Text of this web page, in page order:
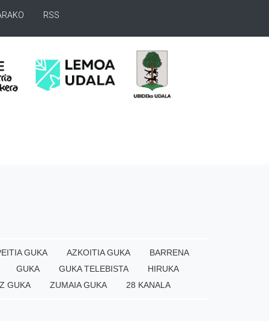
RSS
GUKA AZKOITIA GUKA
BARRENA
GUKA GUKA TELEBISTA
HIRUKA
GUKA ZUMAIA GUKA 28 KANALA